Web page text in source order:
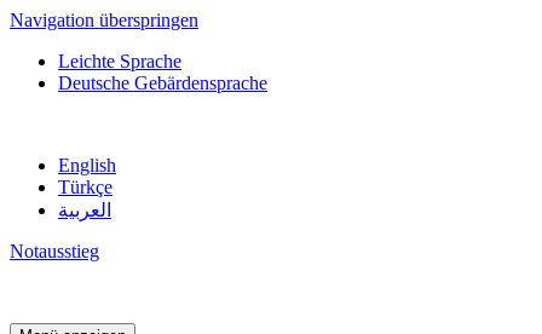
Navigation überspringen
Leichte Sprache
Deutsche Gebärdensprache
English
Türkçe
العربية
Notausstieg